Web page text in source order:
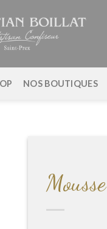
NOS BOUTIQUES